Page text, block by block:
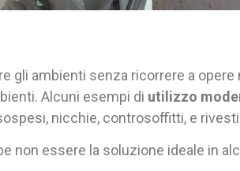
gli ambienti senza ricorrere a opere
Alcuni esempi di utilizzo
nicchie, controsoffitti, e
non essere la soluzione ideale in